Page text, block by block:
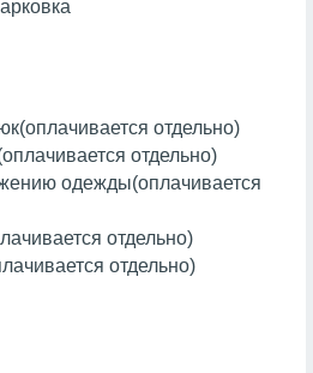
(оплачивается отдельно)
отдельно)
одежды(оплачивается
отдельно)
отдельно)